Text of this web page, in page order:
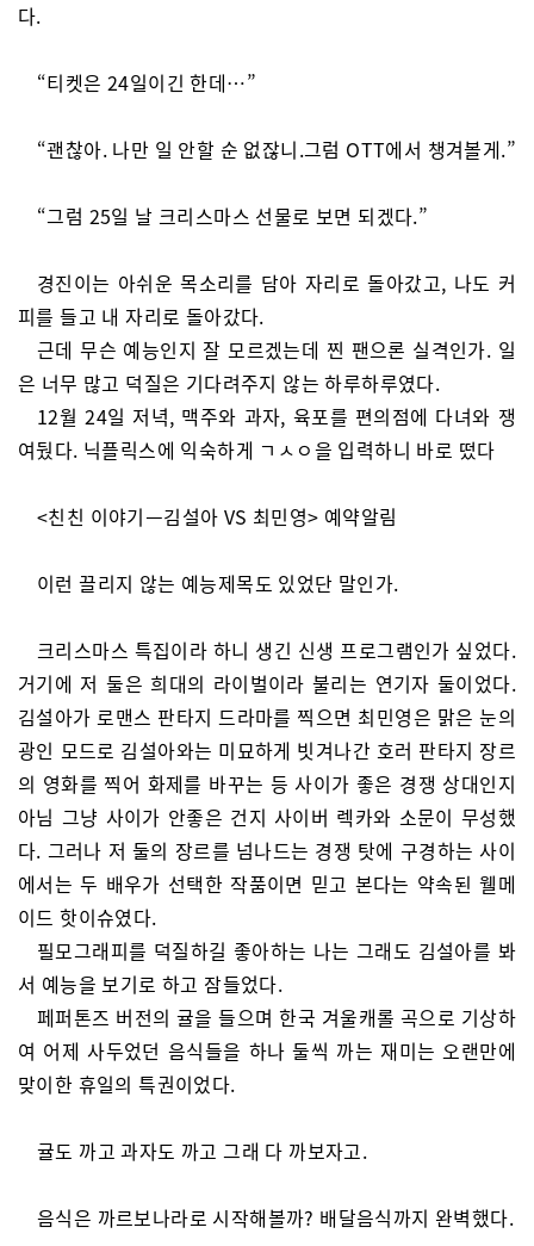
다.
“티켓은 24일이긴 한데…”
“괜찮아. 나만 일 안할 순 없잖니.그럼 OTT에서 챙겨볼게.”
“그럼 25일 날 크리스마스 선물로 보면 되겠다.”
경진이는 아쉬운 목소리를 담아 자리로 돌아갔고, 나도 커
피를 들고 내 자리로 돌아갔다.
근데 무슨 예능인지 잘 모르겠는데 찐 팬으론 실격인가. 일
은 너무 많고 덕질은 기다려주지 않는 하루하루였다.
12월 24일 저녁, 맥주와 과자, 육포를 편의점에 다녀와 쟁
여뒀다. 닉플릭스에 익숙하게 ㄱㅅㅇ을 입력하니 바로 떴다
<친친 이야기ㅡ김설아 VS 최민영> 예약알림
이런 끌리지 않는 예능제목도 있었단 말인가.
크리스마스 특집이라 하니 생긴 신생 프로그램인가 싶었다.
거기에 저 둘은 희대의 라이벌이라 불리는 연기자 둘이었다.
김설아가 로맨스 판타지 드라마를 찍으면 최민영은 맑은 눈의
광인 모드로 김설아와는 미묘하게 빗겨나간 호러 판타지 장르
의 영화를 찍어 화제를 바꾸는 등 사이가 좋은 경쟁 상대인지
아님 그냥 사이가 안좋은 건지 사이버 렉카와 소문이 무성했
다. 그러나 저 둘의 장르를 넘나드는 경쟁 탓에 구경하는 사이
에서는 두 배우가 선택한 작품이면 믿고 본다는 약속된 웰메
이드 핫이슈였다.
필모그래피를 덕질하길 좋아하는 나는 그래도 김설아를 봐
서 예능을 보기로 하고 잠들었다.
페퍼톤즈 버전의 귤을 들으며 한국 겨울캐롤 곡으로 기상하
여 어제 사두었던 음식들을 하나 둘씩 까는 재미는 오랜만에
맞이한 휴일의 특권이었다.
귤도 까고 과자도 까고 그래 다 까보자고.
음식은 까르보나라로 시작해볼까? 배달음식까지 완벽했다.